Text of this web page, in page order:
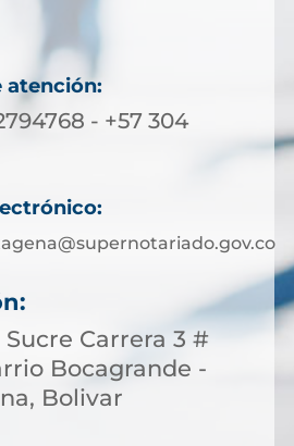
atención:
- +57 304
Carrera 3 #
Bocagrande -
Bolivar